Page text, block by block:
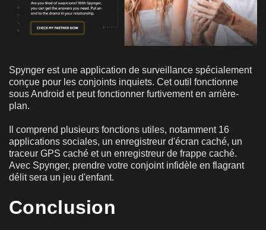
Spynger est une application de surveillance spécialement
conçue pour les conjoints inquiets. Cet outil fonctionne
sous Android et peut fonctionner furtivement en arrière-
plan.
Il comprend plusieurs fonctions utiles, notamment 16
applications sociales, un enregistreur d'écran caché, un
traceur GPS caché et un enregistreur de frappe caché.
Avec Spynger, prendre votre conjoint infidèle en flagrant
délit sera un jeu d'enfant.
Conclusion